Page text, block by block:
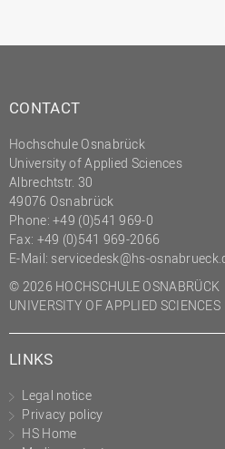
CONTACT
Hochschule Osnabrück
University of Applied Sciences
Albrechtstr. 30
49076 Osnabrück
Phone: +49 (0)541 969-0
Fax: +49 (0)541 969-2066
E-Mail: servicedesk@hs-
© 2026 HOCHSCHULE OSNABRÜCK
UNIVERSITY OF APPLIED SCIENCES
LINKS
Legal notice
Privacy policy
HS Home